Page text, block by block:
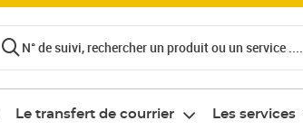
N° de suivi, rechercher un produit ou un service ....
Le transfert de courrier Les services